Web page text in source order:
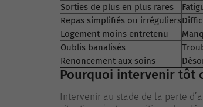
Sorties de plus en plus rares
Repas simplifiés ou irréguliers
Logement moins entretenu
Oublis banalisés
Renoncement aux soins
Pourquoi intervenir tôt
Intervenir au stade de la perte